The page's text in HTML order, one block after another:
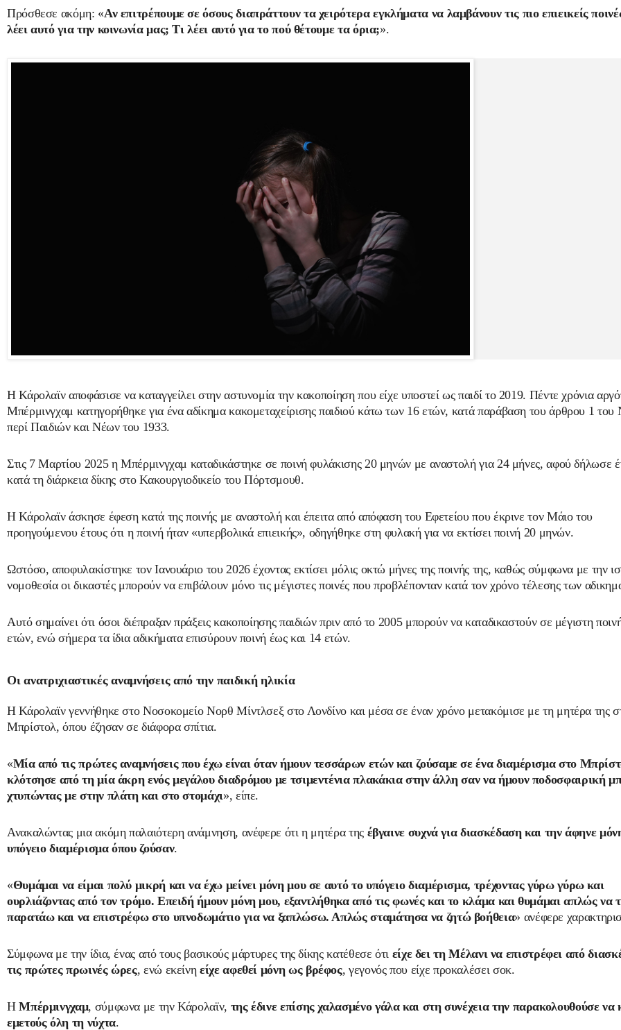
Πρόσθεσε ακόμη: «Αν επιτρέπουμε σε όσους διαπράττουν τα χειρότερα εγκλήματα να λαμβάνουν τις πιο επιεικείς
λέει αυτό για την κοινωνία μας; Τι λέει αυτό για το πού θέτουμε τα όρια;».
Η Κάρολαϊν αποφάσισε να καταγγείλει στην αστυνομία την κακοποίηση που είχε υποστεί ως παιδί το 2019. Πέντε χρόνια
Μπέρμινγχαμ κατηγορήθηκε για ένα αδίκημα κακομεταχείρισης παιδιού κάτω των 16 ετών, κατά παράβαση του άρθρου 1
περί Παιδιών και Νέων του 1933.
Στις 7 Μαρτίου 2025 η Μπέρμινγχαμ καταδικάστηκε σε ποινή φυλάκισης 20 μηνών με αναστολή για 24 μήνες, αφού δήλωσε
κατά τη διάρκεια δίκης στο Κακουργιοδικείο του Πόρτσμουθ.
Η Κάρολαϊν άσκησε έφεση κατά της ποινής με αναστολή και έπειτα από απόφαση του Εφετείου που έκρινε τον Μάιο του
προηγούμενου έτους ότι η ποινή ήταν «υπερβολικά επιεικής», οδηγήθηκε στη φυλακή για να εκτίσει ποινή 20 μηνών.
Ωστόσο, αποφυλακίστηκε τον Ιανουάριο του 2026 έχοντας εκτίσει μόλις οκτώ μήνες της ποινής της, καθώς σύμφωνα με την
νομοθεσία οι δικαστές μπορούν να επιβάλουν μόνο τις μέγιστες ποινές που προβλέπονταν κατά τον χρόνο τέλεσης των
Αυτό σημαίνει ότι όσοι διέπραξαν πράξεις κακοποίησης παιδιών πριν από το 2005 μπορούν να καταδικαστούν σε μέγιστη
ετών, ενώ σήμερα τα ίδια αδικήματα επισύρουν ποινή έως και 14 ετών.
Οι ανατριχιαστικές αναμνήσεις από την παιδική ηλικία
Η Κάρολαϊν γεννήθηκε στο Νοσοκομείο Νορθ Μίντλσεξ στο Λονδίνο και μέσα σε έναν χρόνο μετακόμισε με τη μητέρα της
Μπρίστολ, όπου έζησαν σε διάφορα σπίτια.
«Μία από τις πρώτες αναμνήσεις που έχω είναι όταν ήμουν τεσσάρων ετών και ζούσαμε σε ένα διαμέρισμα στο
κλότσησε από τη μία άκρη ενός μεγάλου διαδρόμου με τσιμεντένια πλακάκια στην άλλη σαν να ήμουν ποδοσφαιρική
χτυπώντας με στην πλάτη και στο στομάχι», είπε.
Ανακαλώντας μια ακόμη παλαιότερη ανάμνηση, ανέφερε ότι η μητέρα της έβγαινε συχνά για διασκέδαση και την άφηνε
υπόγειο διαμέρισμα όπου ζούσαν.
«Θυμάμαι να είμαι πολύ μικρή και να έχω μείνει μόνη μου σε αυτό το υπόγειο διαμέρισμα, τρέχοντας γύρω γύρω και
ουρλιάζοντας από τον τρόμο. Επειδή ήμουν μόνη μου, εξαντλήθηκα από τις φωνές και το κλάμα και θυμάμαι απλώς να
παρατάω και να επιστρέφω στο υπνοδωμάτιο για να ξαπλώσω. Απλώς σταμάτησα να ζητώ βοήθεια» ανέφερε
Σύμφωνα με την ίδια, ένας από τους βασικούς μάρτυρες της δίκης κατέθεσε ότι είχε δει τη Μέλανι να επιστρέφει από
τις πρώτες πρωινές ώρες, ενώ εκείνηείχε αφεθεί μόνη ως βρέφος, γεγονός που είχε προκαλέσει σοκ.
ΗΜπέρμινγχαμ, σύμφωνα με την Κάρολαϊν, της έδινε επίσης χαλασμένο γάλα και στη συνέχεια την παρακολουθούσε να
εμετούς όλη τη νύχτα.